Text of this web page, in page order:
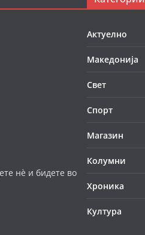
нè и бидете во
Актуелно
Македонија
Свет
Спорт
Магазин
Колумни
Хроника
Култура